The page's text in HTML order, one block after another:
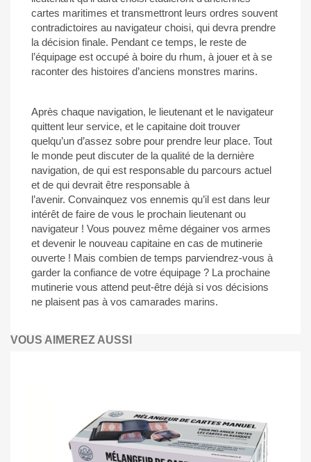
cartes maritimes et transmettront leurs ordres souvent
contradictoires au navigateur choisi, qui devra prendre
la décision finale. Pendant ce temps, le reste de
l’équipage est occupé à boire du rhum, à jouer et à se
raconter des histoires d’anciens monstres marins.
Après chaque navigation, le lieutenant et le navigateur
quittent leur service, et le capitaine doit trouver
quelqu’un d’assez sobre pour prendre leur place. Tout
le monde peut discuter de la qualité de la dernière
navigation, de qui est responsable du parcours actuel
et de qui devrait être responsable à
l’avenir. Convainquez vos ennemis qu’il est dans leur
intérêt de faire de vous le prochain lieutenant ou
navigateur ! Vous pouvez même dégainer vos armes
et devenir le nouveau capitaine en cas de mutinerie
ouverte ! Mais combien de temps parviendrez-vous à
garder la confiance de votre équipage ? La prochaine
mutinerie vous attend peut-être déjà si vos décisions
ne plaisent pas à vos camarades marins.
VOUS AIMEREZ AUSSI